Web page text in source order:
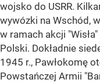
wojsko do USRR.
wywózki na Wschód,
w ramach akcji
Polski. Dokładnie
1945 r., Pawłokomę
Powstańczej Armii